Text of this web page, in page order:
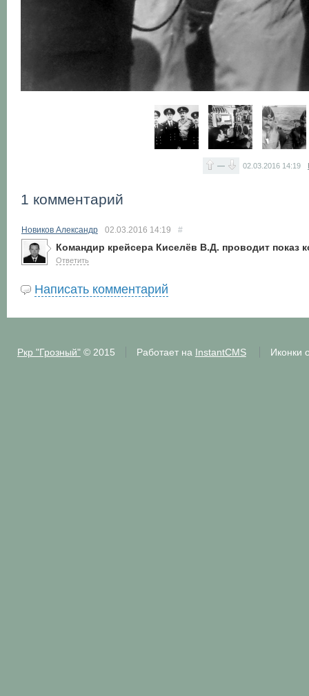
— 02.03.2016 14:19
1 комментарий
Новиков Александр 02.03.2016 14:19 #
Командир крейсера Киселёв В.Д. проводит
Ответить
Написать комментарий
Ркр "Грозный"© 2015 Работает на InstantCMS Иконки